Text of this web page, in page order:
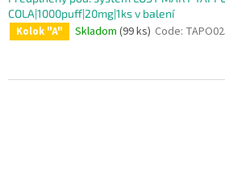
COLA|1000puff|20mg|1ks v balení
Kolok "A" Skladom (99 ks) Code: